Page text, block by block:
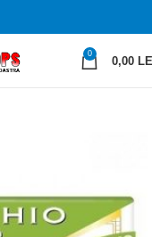
0
0,00